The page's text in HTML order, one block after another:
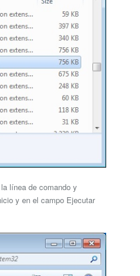
línea de comando y
y en el campo Ejecutar